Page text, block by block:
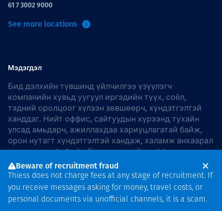
61 7 3002 9000
See more locations
Мэдэгдэл
Бид дэлхийн түвшинд үйлчилгээ үзүүлэгч
компанийн хувьд уугуул иргэдийн түүх, соёл,
тэдний оролцоог хүлээн зөвшөөрч, хүндэтгэлтэй
ханддаг. Нийт оффис, сайтуудын хүрээнд тухайн
улсад амьдарч, ажиллахдаа хариуцлагатай байж,
орон нутагт хүндэтгэлтэй хандаж, халамж анхаарал
хандуулдаг. In Australia, our commitment to
reconciliation is guided by theThiess Group
Reconciliation Action Plan 2026–2028.
Beware of recruitment fraud
Thiess does not charge fees at any stage of recruitment. If
you receive messages asking for money, travel costs, or
personal documents via unofficial channels, it is a scam.